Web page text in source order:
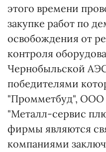
этого времени
закупке работ по
освобождения от
контроля
Чернобыльской
победителями
"Промметбуд",
"Металл-сервис
фирмы являются
компаниями